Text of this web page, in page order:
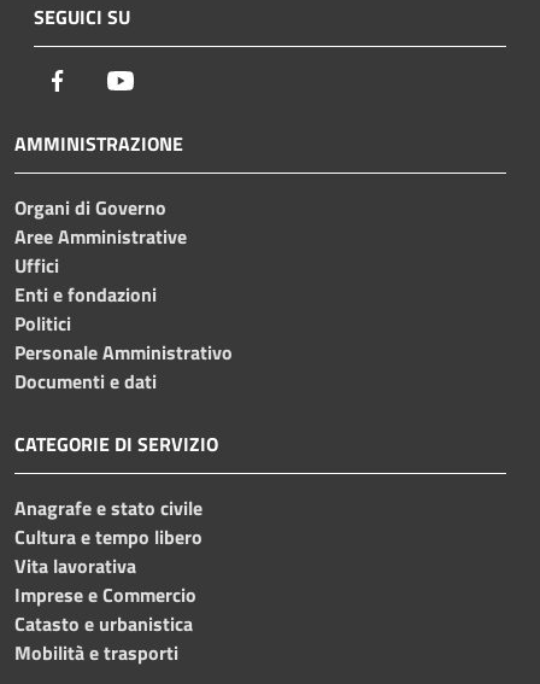
SEGUICI SU
Facebook
AMMINISTRAZIONE
Organi di Governo
Aree Amministrative
Uffici
Enti e fondazioni
Politici
Personale Amministrativo
Documenti e dati
CATEGORIE DI SERVIZIO
Anagrafe e stato civile
Cultura e tempo libero
Vita lavorativa
Imprese e Commercio
Catasto e urbanistica
Mobilità e trasporti